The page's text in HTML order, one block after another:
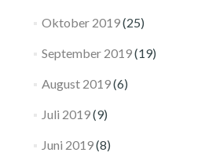
Oktober 2019(25)
September 2019(19)
August 2019(6)
Juli 2019(9)
Juni 2019(8)